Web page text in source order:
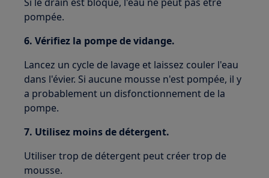
pompée.
6. Vérifiez la pompe de vidange.
Lancez un cycle de lavage et laissez couler l'eau
dans l'évier. Si aucune mousse n'est pompée, il y
a probablement un disfonctionnement de la
pompe.
7. Utilisez moins de détergent.
Utiliser trop de détergent peut créer trop de
mousse.